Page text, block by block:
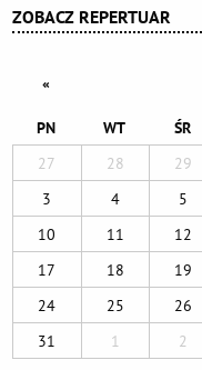
ZOBACZ REPERTUAR
«
PN WT ŚR
27
28 29
3
4 5
10
11 12
17
18 19
24
25 26
31
1 2